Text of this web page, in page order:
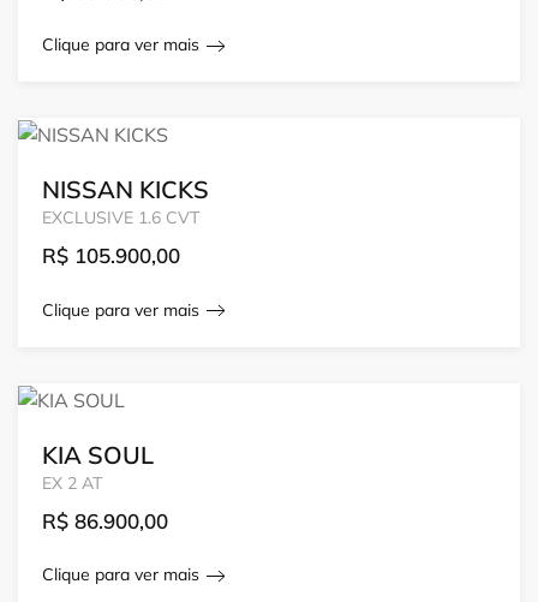
Clique para ver mais
NISSAN KICKS
EXCLUSIVE 1.6 CVT
R$ 105.900,00
Clique para ver mais
KIA SOUL
EX 2 AT
R$ 86.900,00
Clique para ver mais